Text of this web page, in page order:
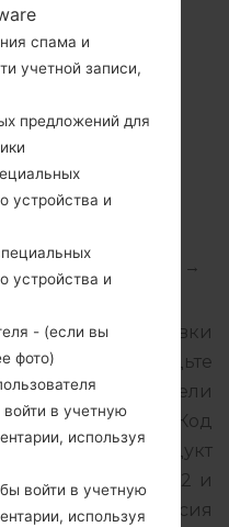
-
J7 2016
SamsungSM-J710MN
→
прошивки
но не забудьте
ли номер модели
SM-J710MN. Код
Продукт
J710MNVJS4CSL2 и
MODEM версия
спама и
учетной записи,
предложений для
устройства и
устройства и
- (если вы
фото)
в учетную
используя
войти в учетную
используя